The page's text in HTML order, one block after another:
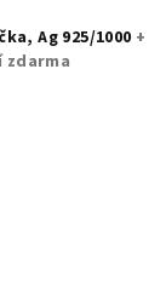
Ag 925/1000 +
zdarma